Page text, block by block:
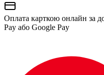
Оплата карткою онлайн за
Pay або Google Pay